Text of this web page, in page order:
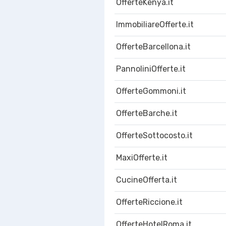
OfferteKenya.it
ImmobiliareOfferte.it
OfferteBarcellona.it
PannoliniOfferte.it
OfferteGommoni.it
OfferteBarche.it
OfferteSottocosto.it
MaxiOfferte.it
CucineOfferta.it
OfferteRiccione.it